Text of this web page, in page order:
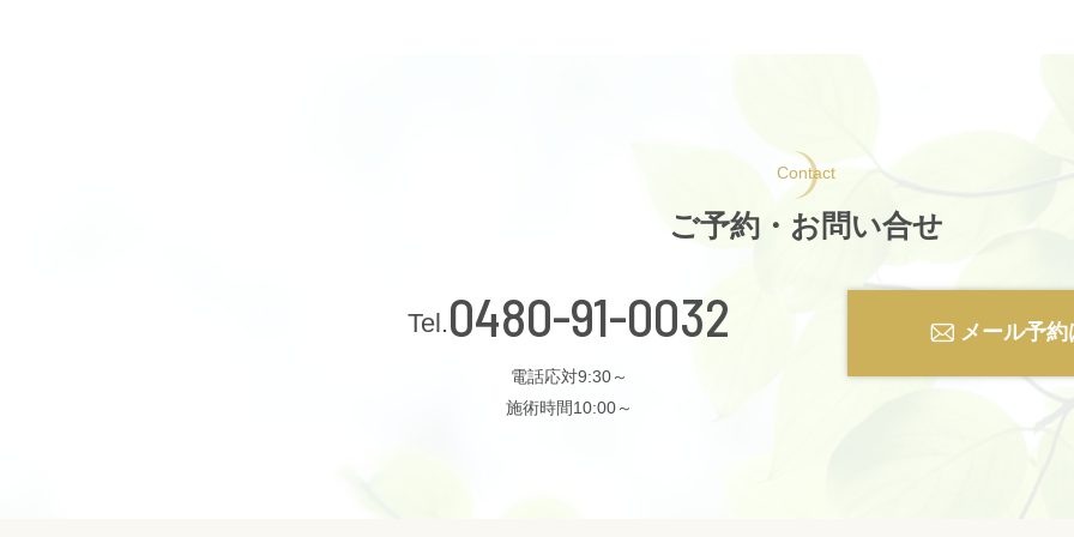
Contact
ご予約・お問い合せ
0480-91-0032
電話応対9:30～
施術時間10:00～
メール予